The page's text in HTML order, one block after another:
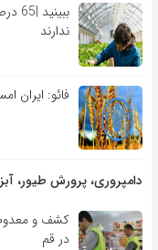
ندارند
فائو: ایران امسال
دامپروری، پرورش طیور،
در قم